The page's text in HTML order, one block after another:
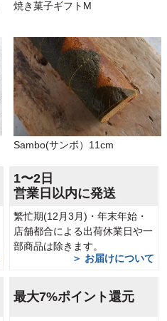
焼き菓子ギフトM
Sambo(サンボ）11cm
1〜2日
営業日以内に発送
繁忙期(12月3月)・年末年始・
店舗都合による出荷休業日や一
部商品は除きます。
＞ お届けについて
最大7%ポイント還元